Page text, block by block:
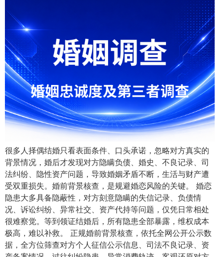
很多人择偶结婚只看表面条件、口头承诺，忽略对方真实的
背景情况，婚后才发现对方隐瞒负债、婚史、不良记录、司
法纠纷、隐性资产问题，导致婚姻矛盾不断，生活与财产遭
受双重损失。婚前背景核查，是规避婚恋风险的关键。 婚恋
隐患大多具备隐蔽性，对方刻意隐瞒的失信记录、负债情
况、诉讼纠纷、异常社交、资产代持等问题，仅凭日常相处
很难察觉。等到领证结婚后，所有隐患全部暴露，维权成本
极高，难以补救。 正规婚前背景核查，依托全网公开公示数
据，全方位筛查对方个人征信公示信息、司法不良记录、资